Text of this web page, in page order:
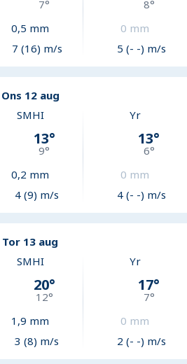
7°
0,5 mm
7 (16) m/s
8°
0 mm
5 (- -) m/s
Ons 12 aug
SMHI
13°
9°
0,2 mm
4 (9) m/s
Yr
13°
6°
0 mm
4 (- -) m/s
Tor 13 aug
SMHI
20°
12°
1,9 mm
3 (8) m/s
Yr
17°
7°
0 mm
2 (- -) m/s